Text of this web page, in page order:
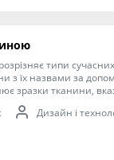
типи
з їх назвами за
зразки тканини,
на тканині.
проєктно-
Дизайн і